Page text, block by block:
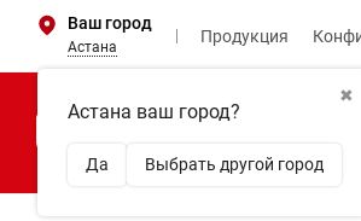
Ваш город
Астана
✖
Астана ваш город?
Да Выбрать другой город
Продукция